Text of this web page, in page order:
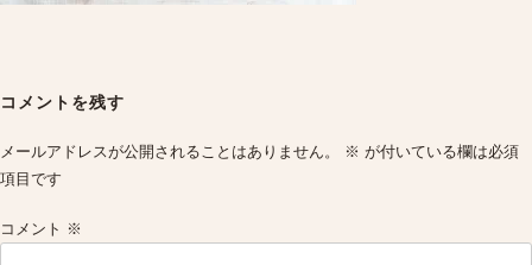
navigation
コメントを残す
メールアドレスが公開されることはありません。 ※ が付いている欄は必須
項目です
コメント ※